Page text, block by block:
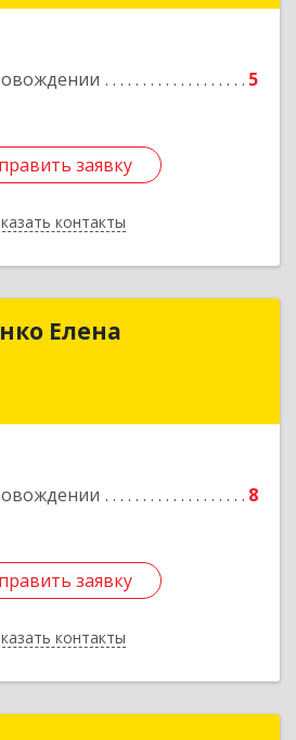
5
заявку
контакты
заявку
Назад
Елена
8
заявку
контакты
Свириденко Елена
Подробнее
заявку
Назад